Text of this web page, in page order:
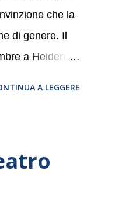
che la
di genere. Il
a Heiden, in
per il secondo
giovani artisti
A LEGGERE